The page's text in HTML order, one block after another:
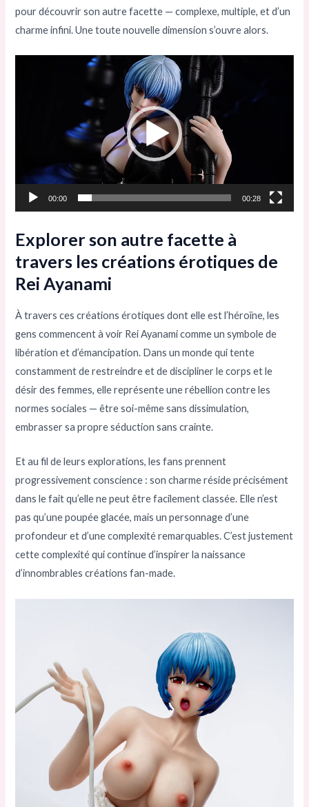
pour découvrir son autre facette — complexe, multiple, et d’un
charme infini. Une toute nouvelle dimension s’ouvre alors.
00:00 00:28
Explorer son autre facette à
travers les créations érotiques de
Rei Ayanami
À travers ces créations érotiques dont elle est l’héroïne, les
gens commencent à voir Rei Ayanami comme un symbole de
libération et d’émancipation. Dans un monde qui tente
constamment de restreindre et de discipliner le corps et le
désir des femmes, elle représente une rébellion contre les
normes sociales — être soi-même sans dissimulation,
embrasser sa propre séduction sans crainte.
Et au fil de leurs explorations, les fans prennent
progressivement conscience : son charme réside précisément
dans le fait qu’elle ne peut être facilement classée. Elle n’est
pas qu’une poupée glacée, mais un personnage d’une
profondeur et d’une complexité remarquables. C’est justement
cette complexité qui continue d’inspirer la naissance
d’innombrables créations fan-made.